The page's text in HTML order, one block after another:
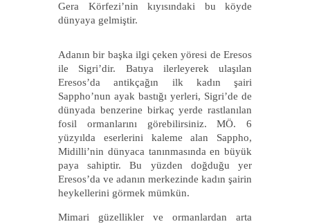
Gera Körfezi’nin kıyısındaki bu köyde
dünyaya gelmiştir.
Adanın bir başka ilgi çeken yöresi de Eresos
ile Sigri’dir. Batıya ilerleyerek ulaşılan
Eresos’da antikçağın ilk kadın şairi
Sappho’nun ayak bastığı yerleri, Sigri’de de
dünyada benzerine birkaç yerde rastlanılan
fosil ormanlarını görebilirsiniz. MÖ. 6
yüzyılda eserlerini kaleme alan Sappho,
Midilli’nin dünyaca tanınmasında en büyük
paya sahiptir. Bu yüzden doğduğu yer
Eresos’da ve adanın merkezinde kadın şairin
heykellerini görmek mümkün.
Mimari güzellikler ve ormanlardan arta